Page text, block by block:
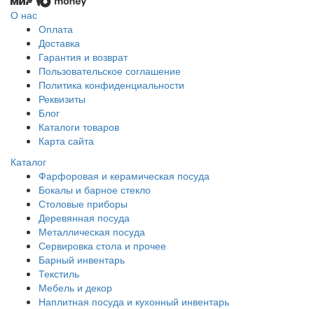
О нас
Оплата
Доставка
Гарантия и возврат
Пользовательское соглашение
Политика конфиденциальности
Реквизиты
Блог
Каталоги товаров
Карта сайта
Каталог
Фарфоровая и керамическая посуда
Бокалы и барное стекло
Столовые приборы
Деревянная посуда
Металлическая посуда
Сервировка стола и прочее
Барный инвентарь
Текстиль
Мебель и декор
Наплитная посуда и кухонный инвентарь